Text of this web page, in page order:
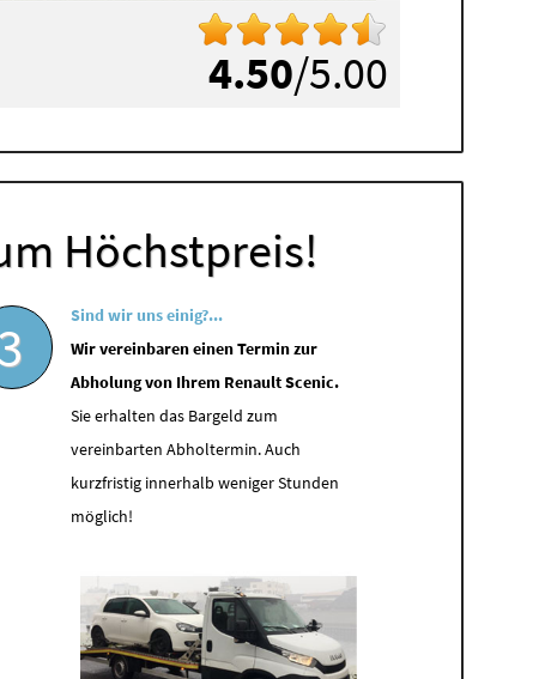
4.50/5.00
Höchstpreis!
Sind wir uns einig?...
Wir vereinbaren einen Termin zur
Abholung von Ihrem Renault Scenic.
Sie erhalten das Bargeld zum
vereinbarten Abholtermin. Auch
kurzfristig innerhalb weniger Stunden
möglich!